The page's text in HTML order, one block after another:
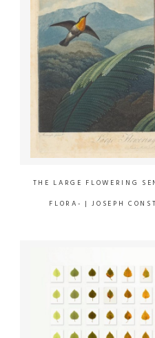
THE LARGE FLOWERING
FLORA- | JOSEPH